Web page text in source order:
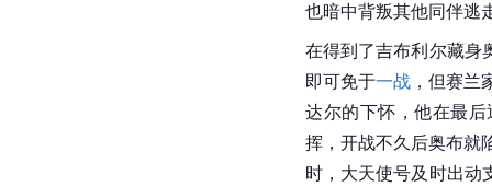
也暗中背叛其他同伴逃
在得到了吉布利尔藏身
即可免于一战 ，但赛
达尔的下怀，他在最
挥，开战不久后奥布就
时， 大天使号及时出动